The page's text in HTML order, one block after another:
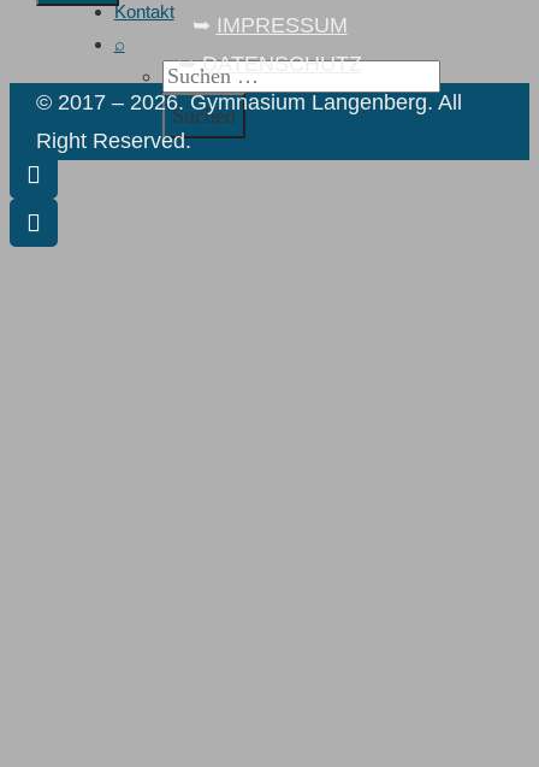
Kontakt
⌕
Suchen
nach:
➥ IMPRESSUM
➥DATENSCHUTZ
© 2017 – 2026. Gymnasium Langenberg. All
Right Reserved.